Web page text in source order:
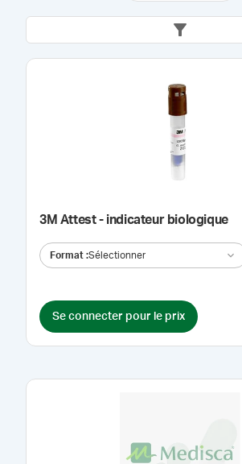
3M Attest - indicateur biologique
Format :Sélectionner
Se connecter pour le prix